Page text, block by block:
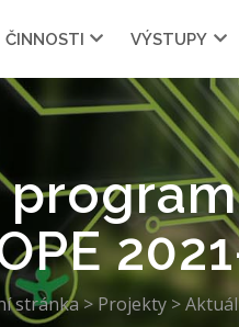
ČINNOSTI VÝSTUPY
stránka>Projekty >